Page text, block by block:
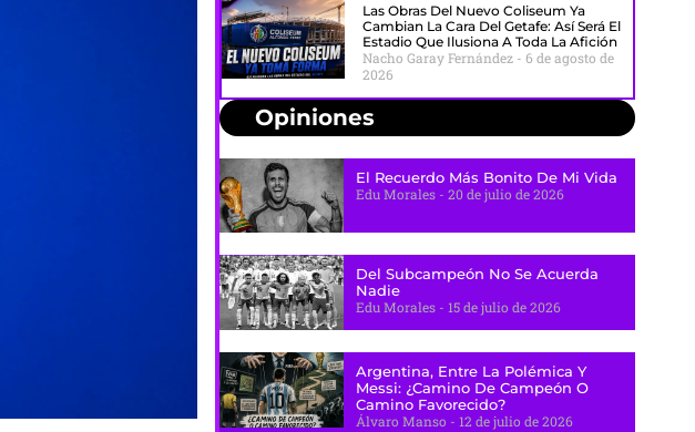
Las Obras Del Nuevo Coliseum Ya
Cambian La Cara Del Getafe: Así Será El
Estadio Que Ilusiona A Toda La Afición
Nacho Garay Fernández
6 de agosto de
2026
Opiniones
El Recuerdo Más Bonito De Mi Vida
Edu Morales
20 de julio de 2026
Del Subcampeón No Se Acuerda
Nadie
Edu Morales
15 de julio de 2026
Argentina, Entre La Polémica Y
Messi: ¿camino De Campeón O
Camino Favorecido?
Álvaro Manso
12 de julio de 2026